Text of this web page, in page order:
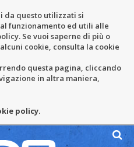
da questo utilizzati si
funzionamento ed utili alle
Se vuoi saperne di più o
cookie, consulta la cookie
questa pagina, cliccando
in altra maniera,
policy.